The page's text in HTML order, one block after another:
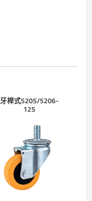
牙桿式5205/5206-
125